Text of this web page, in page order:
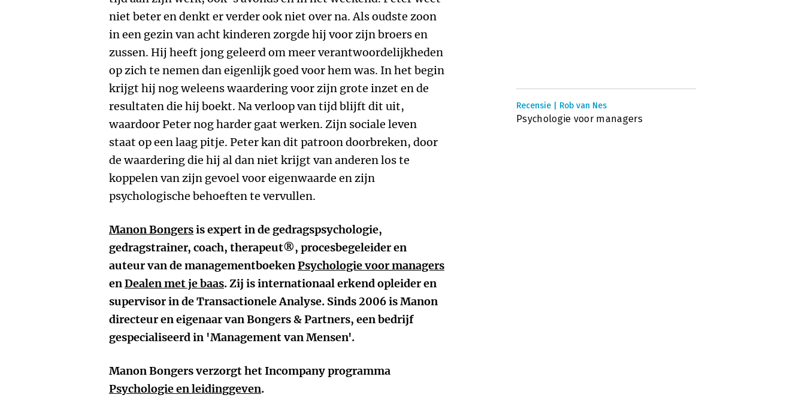
niet beter en denkt er verder ook niet over na. Als oudste zoon
in een gezin van acht kinderen zorgde hij voor zijn broers en
zussen. Hij heeft jong geleerd om meer verantwoordelijkheden
op zich te nemen dan eigenlijk goed voor hem was. In het begin
krijgt hij nog weleens waardering voor zijn grote inzet en de
resultaten die hij boekt. Na verloop van tijd blijft dit uit,
waardoor Peter nog harder gaat werken. Zijn sociale leven
staat op een laag pitje. Peter kan dit patroon doorbreken, door
de waardering die hij al dan niet krijgt van anderen los te
koppelen van zijn gevoel voor eigenwaarde en zijn
psychologische behoeften te vervullen.
Manon Bongersis expert in de gedragspsychologie,
gedragstrainer, coach, therapeut®, procesbegeleider en
auteur van de managementboekenPsychologie voor managers
enDealen met je baas. Zij is internationaal erkend opleider en
supervisor in de Transactionele Analyse. Sinds 2006 is Manon
directeur en eigenaar van Bongers & Partners, een bedrijf
gespecialiseerd in 'Management van Mensen'.
Manon Bongers verzorgt het Incompany programma
Psychologie en leidinggeven.
Recensie | Rob van Nes
Psychologie voor managers